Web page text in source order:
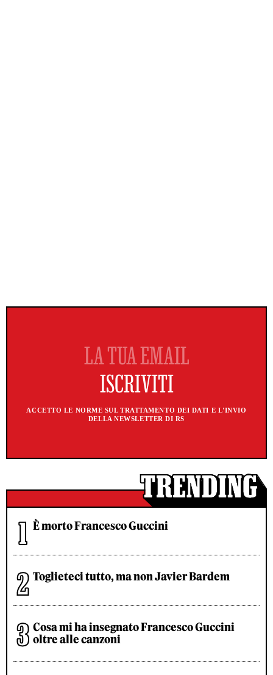
ACCETTO LE NORME SUL TRATTAMENTO DEI DATI E L'INVIO
DELLA NEWSLETTER DI RS
È morto Francesco Guccini
Toglieteci tutto, ma non Javier Bardem
Cosa mi ha insegnato Francesco Guccini
oltre alle canzoni